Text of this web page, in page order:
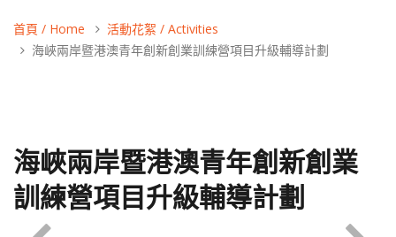
首頁 / Home
活動花絮 / Activities
海峽兩岸暨港澳青年創新創業訓練營項目升級輔導計劃
海峽兩岸暨港澳青年創新創業
訓練營項目升級輔導計劃